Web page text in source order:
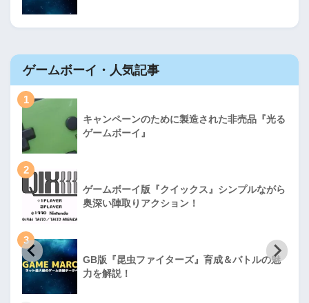
ゲームボーイ・人気記事
1
キャンペーンのために製造された非売品『光る
ゲームボーイ』
2
ゲームボーイ版『クイックス』シンプルながら
奥深い陣取りアクション！
3
GB版『昆虫ファイターズ』育成＆バトルの魅
力を解説！